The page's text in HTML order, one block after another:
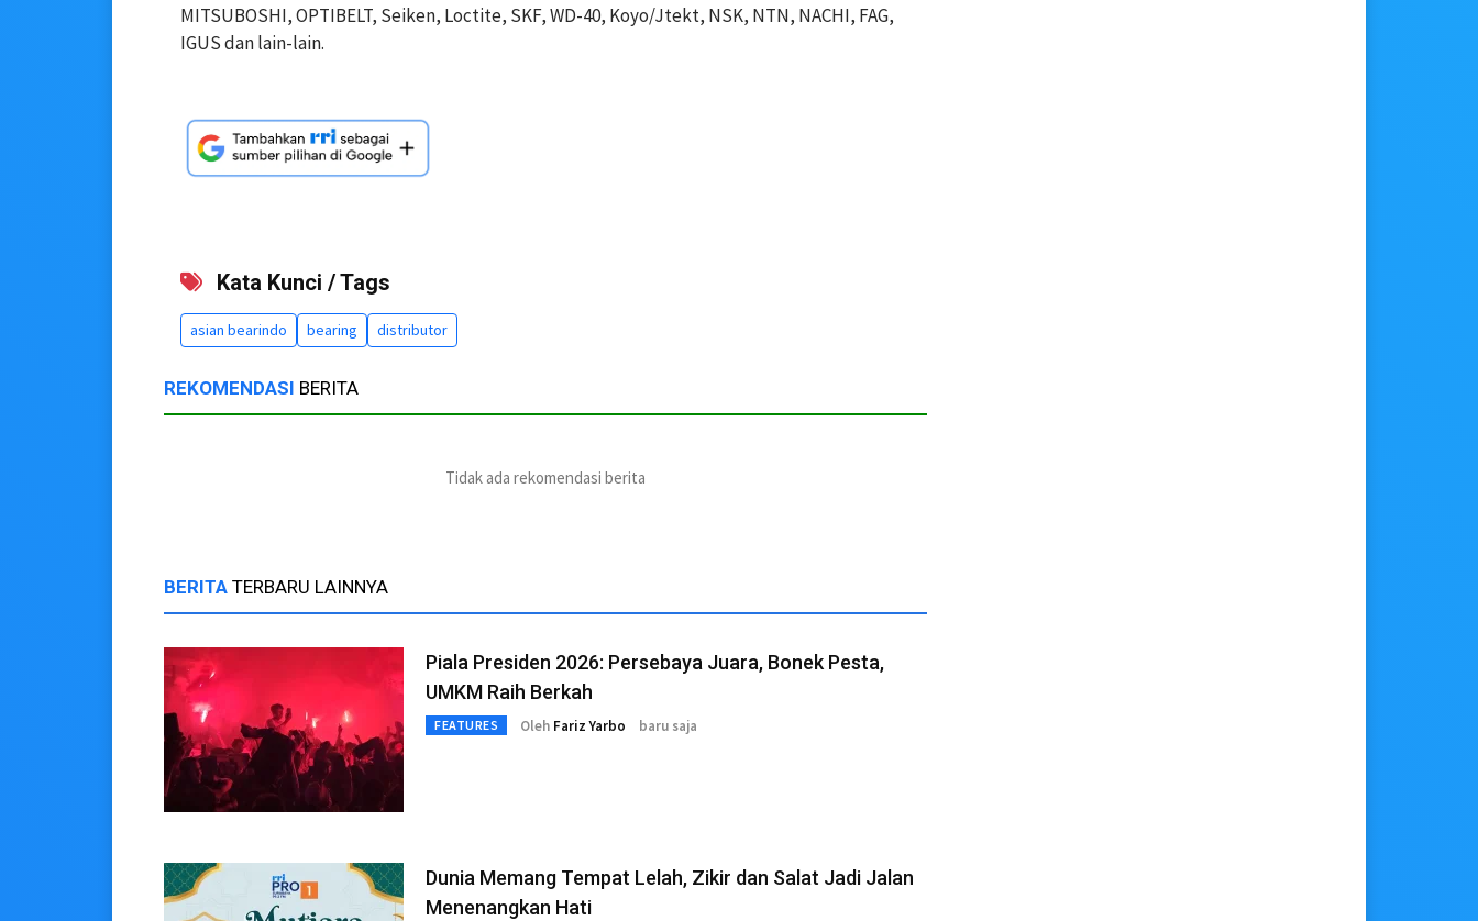
MITSUBOSHI, OPTIBELT, Seiken, Loctite, SKF, WD-40, Koyo/Jtekt, NSK, NTN, NACHI, FAG,
IGUS dan lain-lain.
Kata Kunci / Tags
asian bearindo bearing distributor
REKOMENDASI BERITA
Tidak ada rekomendasi berita
BERITA TERBARU LAINNYA
Piala Presiden 2026: Persebaya Juara, Bonek Pesta,
UMKM Raih Berkah
FEATURES Oleh Fariz Yarbo baru saja
Dunia Memang Tempat Lelah, Zikir dan Salat Jadi Jalan
Menenangkan Hati